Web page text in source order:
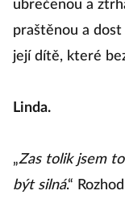
ubrečenou a
praštěnou a dost
její dítě, které
Linda.
„Zas tolik jsem
být silná.“